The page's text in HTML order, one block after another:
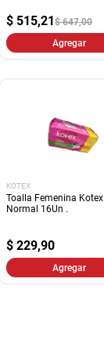
$ 515,21$ 647,00
Agregar
KOTEX
Toalla Femenina Kotex
Normal 16Un .
$ 229,90
Agregar